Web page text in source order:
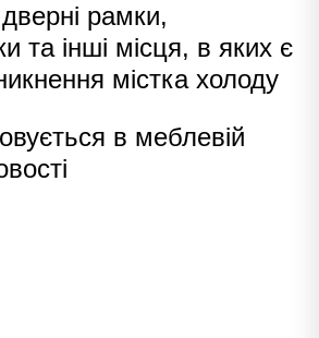
рамки,
та інші місця, в яких є
містка холоду
в меблевій